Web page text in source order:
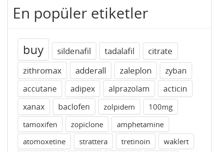
En popüler etiketler
buy sildenafil tadalafil
citrate
zithromax
adderall zaleplon
zyban
accutane
adipex alprazolam
acticin
xanax
baclofen zolpidem
100mg
tamoxifen
zopiclone
amphetamine
atomoxetine
strattera tretinoin
waklert